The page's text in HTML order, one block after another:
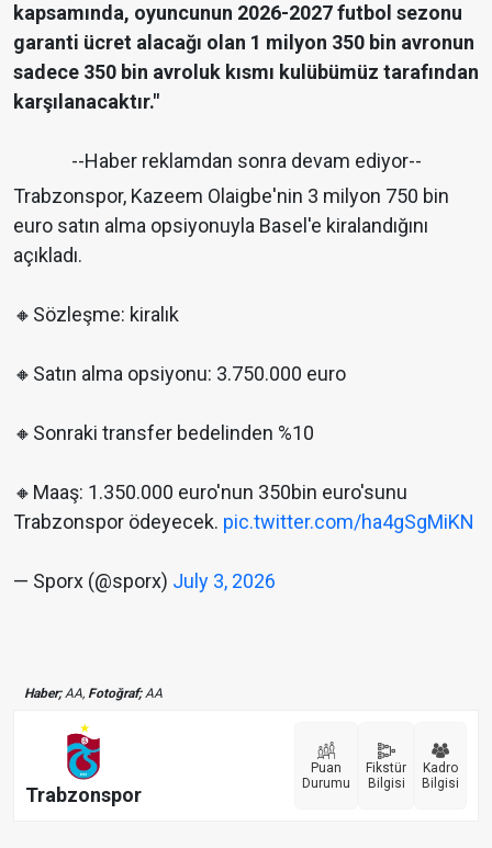
kapsamında, oyuncunun 2026-2027 futbol sezonu
garanti ücret alacağı olan 1 milyon 350 bin avronun
sadece 350 bin avroluk kısmı kulübümüz tarafından
karşılanacaktır."
--Haber reklamdan sonra devam ediyor--
Trabzonspor, Kazeem Olaigbe'nin 3 milyon 750 bin
euro satın alma opsiyonuyla Basel'e kiralandığını
açıkladı.
🔸Sözleşme: kiralık
🔸Satın alma opsiyonu: 3.750.000 euro
🔸Sonraki transfer bedelinden %10
🔸Maaş: 1.350.000 euro'nun 350bin euro'sunu
Trabzonspor ödeyecek. pic.twitter.com/ha4gSgMiKN
— Sporx (@sporx) July 3, 2026
Haber;AA, Fotoğraf;AA
Trabzonspor
Puan
Durumu
Fikstür
Bilgisi
Kadro
Bilgisi